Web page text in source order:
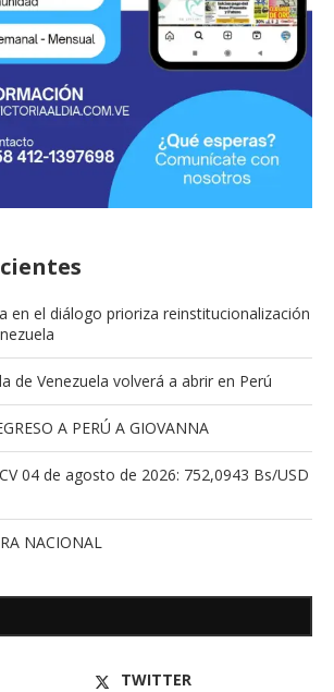
en el diálogo prioriza reinstitucionalización
de Venezuela volverá a abrir en Perú
A PERÚ A GIOVANNA
04 de agosto de 2026: 752,0943 Bs/USD
NACIONAL
TWITTER